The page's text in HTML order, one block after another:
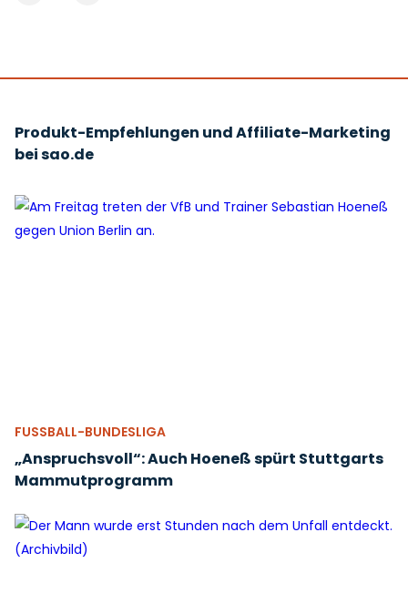
Produkt-Empfehlungen und Affiliate-Marketing
bei sao.de
FUSSBALL-BUNDESLIGA
„Anspruchsvoll“: Auch Hoeneß spürt Stuttgarts
Mammutprogramm